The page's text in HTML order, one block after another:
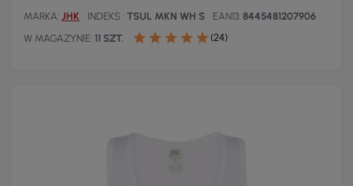
MARKA JHK INDEKS TSUL MKN WH S EAN13 8445481207906
W MAGAZYNIE 11 SZT. (24)